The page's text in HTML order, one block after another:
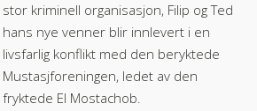
stor kriminell organisasjon, Filip og Ted
hans nye venner blir innlevert i en
livsfarlig konflikt med den beryktede
Mustasjforeningen, ledet av den
fryktede El Mostachob.